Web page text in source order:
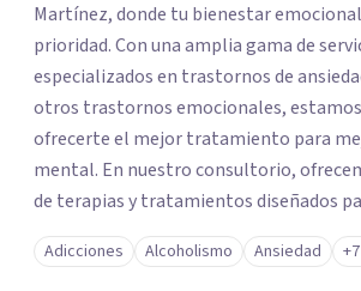
Martínez, donde tu bienestar
prioridad. Con una amplia gama de
especializados en trastornos de
otros trastornos emocionales, estamos
ofrecerte el mejor tratamiento para
mental. En nuestro consultorio, ofrecemos una variedad
de terapias y tratamientos diseñados
necesidades específicas: Terapia para
Ansiedad y Depresión: Somos expertos
Adicciones Alcoholismo Ansiedad